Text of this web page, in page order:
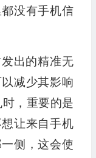
没有手机信
出的精准无
减少其影响
，重要的是
让来自手机
侧，这会使